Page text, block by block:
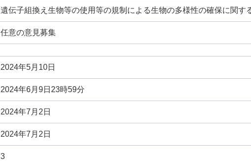
遺伝子組換え生物等の使用等の規制による生物の多様性の確保に関す
任意の意見募集
2024年5月10日
2024年6月9日23時59分
2024年7月2日
2024年7月2日
3